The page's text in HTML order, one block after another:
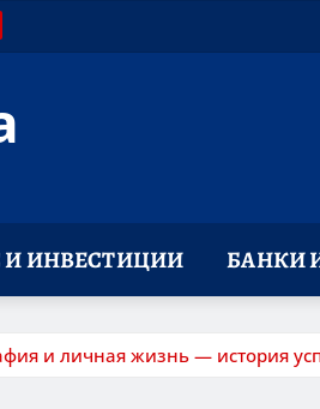
И ИНВЕСТИЦИИ БАНКИ
и личная жизнь — история